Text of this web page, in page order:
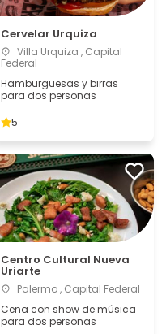
Cervelar Urquiza
Villa Urquiza , Capital
Federal
Hamburguesas y birras
para dos personas
5
Centro Cultural Nueva
Uriarte
Palermo , Capital Federal
Cena con show de música
para dos personas